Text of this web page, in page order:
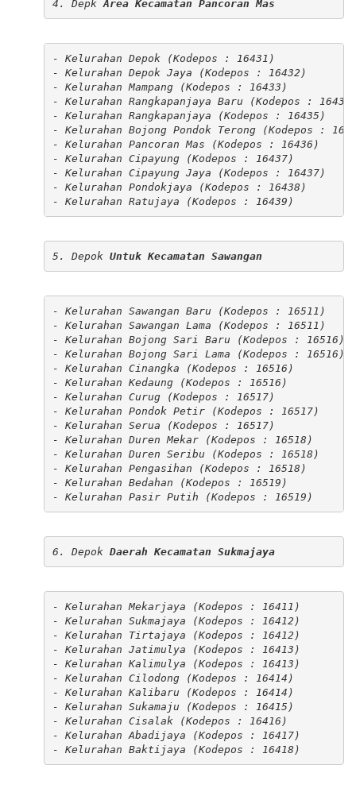
4. Depk Area Kecamatan Pancoran Mas
- Kelurahan Depok (Kodepos : 16431)
- Kelurahan Depok Jaya (Kodepos : 16432)
- Kelurahan Mampang (Kodepos : 16433)
- Kelurahan Rangkapanjaya Baru (Kodepos :
- Kelurahan Rangkapanjaya (Kodepos : 16435)
- Kelurahan Bojong Pondok Terong (Kodepos :
- Kelurahan Pancoran Mas (Kodepos : 16436)
- Kelurahan Cipayung (Kodepos : 16437)
- Kelurahan Cipayung Jaya (Kodepos : 16437)
- Kelurahan Pondokjaya (Kodepos : 16438)
- Kelurahan Ratujaya (Kodepos : 16439)
5. Depok Untuk Kecamatan Sawangan
- Kelurahan Sawangan Baru (Kodepos : 16511)
- Kelurahan Sawangan Lama (Kodepos : 16511)
- Kelurahan Bojong Sari Baru (Kodepos : 16516)
- Kelurahan Bojong Sari Lama (Kodepos : 16516)
- Kelurahan Cinangka (Kodepos : 16516)
- Kelurahan Kedaung (Kodepos : 16516)
- Kelurahan Curug (Kodepos : 16517)
- Kelurahan Pondok Petir (Kodepos : 16517)
- Kelurahan Serua (Kodepos : 16517)
- Kelurahan Duren Mekar (Kodepos : 16518)
- Kelurahan Duren Seribu (Kodepos : 16518)
- Kelurahan Pengasihan (Kodepos : 16518)
- Kelurahan Bedahan (Kodepos : 16519)
- Kelurahan Pasir Putih (Kodepos : 16519)
6. Depok Daerah Kecamatan Sukmajaya
- Kelurahan Mekarjaya (Kodepos : 16411)
- Kelurahan Sukmajaya (Kodepos : 16412)
- Kelurahan Tirtajaya (Kodepos : 16412)
- Kelurahan Jatimulya (Kodepos : 16413)
- Kelurahan Kalimulya (Kodepos : 16413)
- Kelurahan Cilodong (Kodepos : 16414)
- Kelurahan Kalibaru (Kodepos : 16414)
- Kelurahan Sukamaju (Kodepos : 16415)
- Kelurahan Cisalak (Kodepos : 16416)
- Kelurahan Abadijaya (Kodepos : 16417)
- Kelurahan Baktijaya (Kodepos : 16418)